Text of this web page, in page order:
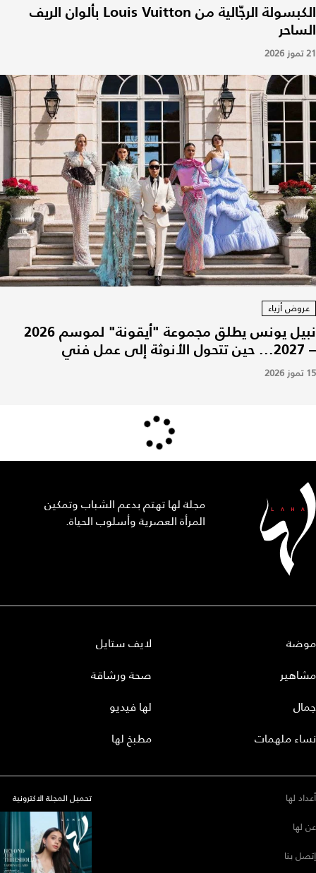
الكبسولة الرجّالية من Louis Vuitton بألوان الريف
الساحر
21 تموز 2026
عروض أزياء
نبيل يونس يطلق مجموعة "أيقونة" لموسم 2026
– 2027... حين تتحول الأنوثة إلى عمل فني
15 تموز 2026
مجلة لها تهتم بدعم الشباب وتمكين
المرأة العصرية وأسلوب الحياة.
موضة
مشاهير
جمال
نساء ملهمات
لايف ستايل
صحة ورشاقة
لها فيديو
مطبخ لها
أعداد لها
عن لها
إتصل بنا
تحميل المجلة الاكترونية